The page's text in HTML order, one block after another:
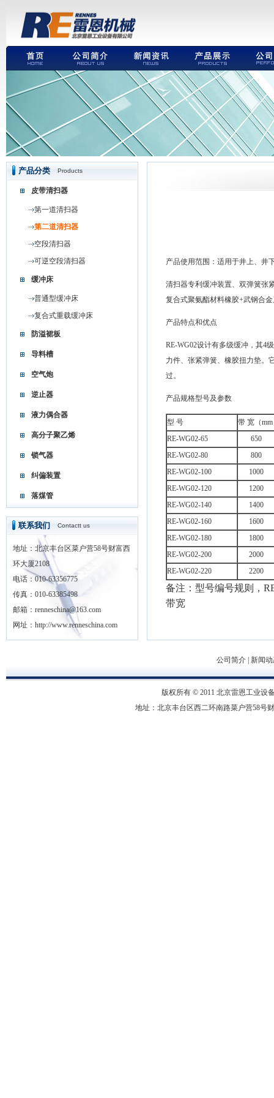
产品分类 Products
皮带清扫器
第一道清扫器
第二道清扫器
空段清扫器
可逆空段清扫器
缓冲床
普通型缓冲床
复合式重载缓冲床
防溢裙板
导料槽
空气炮
逆止器
液力偶合器
高分子聚乙烯
锁气器
纠偏装置
落煤管
联系我们 Contactt us
地址：北京丰台区菜户营58号财富西
环大厦2108
电话：010-63356775
传真：010-63385498
邮箱：renneschina@163.com
网址：http://www.renneschina.com
产品使用范围：适用于井上、井
清扫器专利缓冲装置、双弹簧张
复合式聚氨酯材料橡胶+武钢合
产品特点和优点
RE-WG02设计有多级缓冲，其4
力件、张紧弹簧、橡胶扭力垫。
过。
产品规格型号及参数
型 号
带 宽（
RE-WG02-65
650
RE-WG02-80
800
RE-WG02-100
1000
RE-WG02-120
1200
RE-WG02-140
1400
RE-WG02-160
1600
RE-WG02-180
1800
RE-WG02-200
2000
RE-WG02-220
2200
备注：型号编号规则，
带宽
公司简介 新闻
版权所有 © 2011 北京雷恩工业设
地址：北京丰台区西二环南路菜户营58号